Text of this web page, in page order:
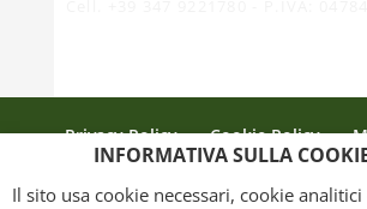
Privacy Policy Cookie Policy
INFORMATIVA SULLA
Il sito usa cookie necessari, cookie